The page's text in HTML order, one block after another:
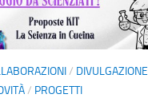
/ DIVULGAZIONE
/ PROGETTI